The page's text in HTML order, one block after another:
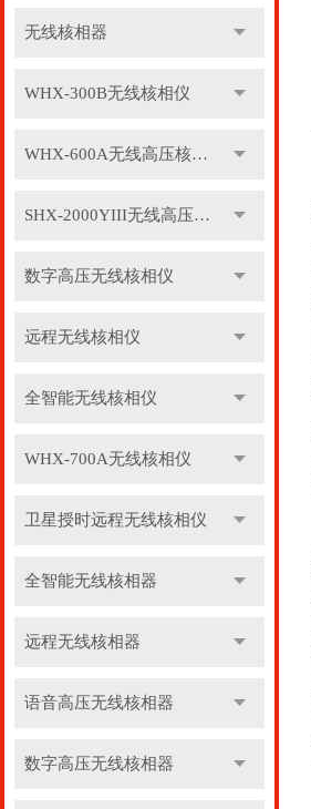
无线核相器
WHX-300B无线核相仪
WHX-600A无线高压核相仪
SHX-2000YIII无线高压核相仪
数字高压无线核相仪
远程无线核相仪
全智能无线核相仪
WHX-700A无线核相仪
卫星授时远程无线核相仪
全智能无线核相器
远程无线核相器
语音高压无线核相器
数字高压无线核相器